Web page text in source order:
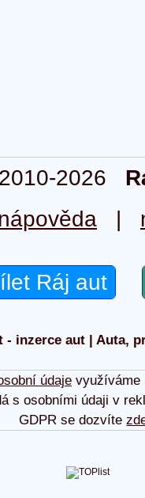
2026
|
Ráj aut
- inzerce aut | Auta,
údajevyužíváme
s osobními údaji v
GDPR se dozvíte